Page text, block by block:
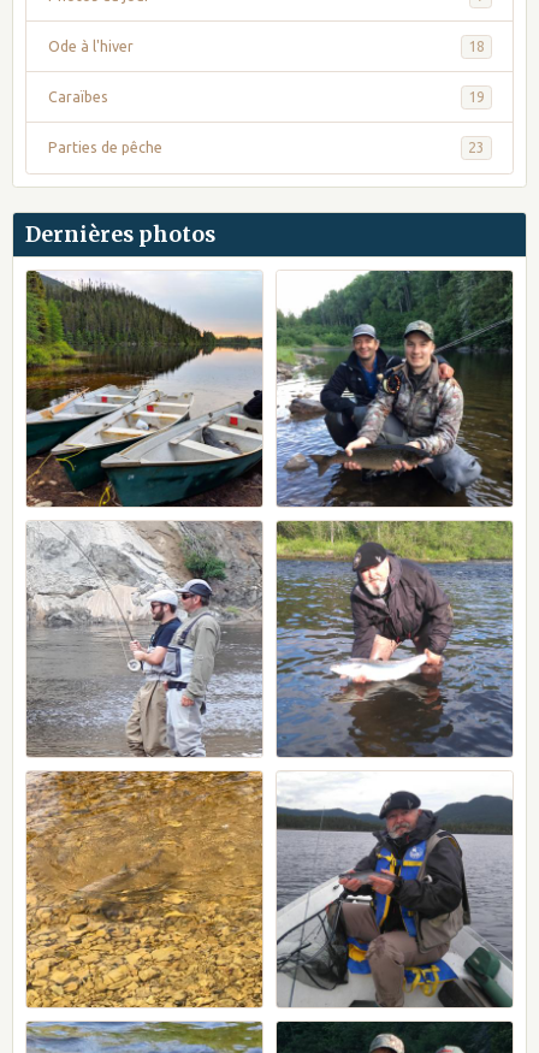
Ode à l'hiver 18
Caraïbes 19
Parties de pêche 23
Dernières photos